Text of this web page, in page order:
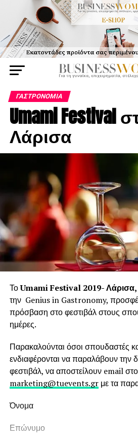
ΓΑΣΤΡΟΝΟΜΊΑ
Umami Festival
Λάρισα
ΤοUmamiFestival 2019- Λάρισα,
την Genius in Gastronomy,
πρόσβαση στο φεστιβάλ στους
ημέρες.
Παρακαλούνται όσοι σπουδαστές
ενδιαφέρονται να παραλάβουν
φεστιβάλ, να αποστείλουν email στο
marketing@tuevents.grμε τα
Όνομα
Επώνυμο